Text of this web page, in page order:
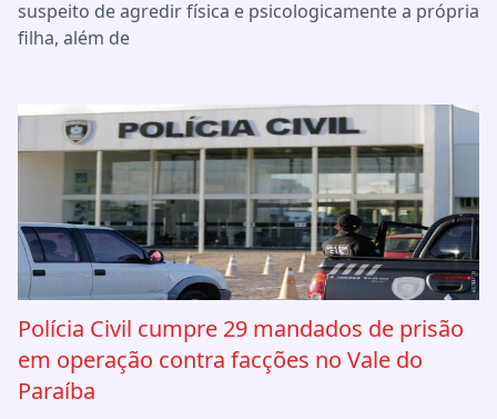
suspeito de agredir física e psicologicamente a própria
filha, além de
Polícia Civil cumpre 29 mandados de prisão
em operação contra facções no Vale do
Paraíba